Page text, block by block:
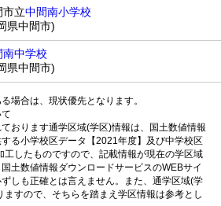
市立中間南小学校
県中間市)
南中学校
県中間市)
場合は、現状優先となります。
おります通学区域(学区)情報は、国土数値情報
る小学校区データ【2021年度】及び中学校区
したものですので、記載情報が現在の学区域
土数値情報ダウンロードサービスのWEBサイ
しも正確とは言えません。また、通学区域(学
すので、そちらを踏まえ学区情報は参考とし